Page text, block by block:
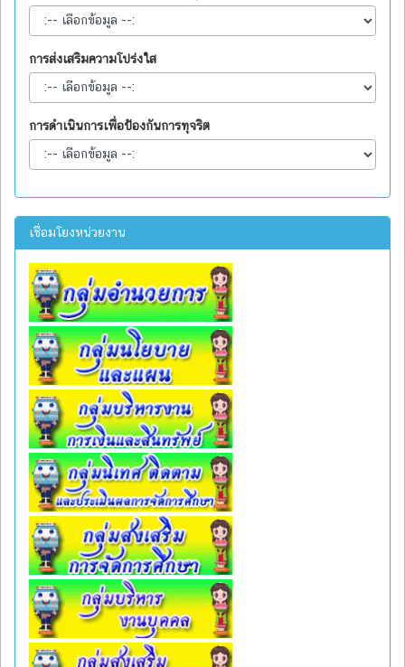
การส่งเสริมความโปร่งใส
การดำเนินการเพื่อป้องกันการทุจริต
เชื่อมโยงหน่วยงาน